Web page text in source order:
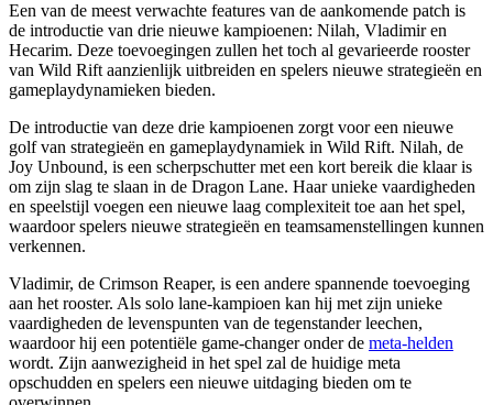
Een van de meest verwachte features van de aankomende patch is
de introductie van drie nieuwe kampioenen: Nilah, Vladimir en
Hecarim. Deze toevoegingen zullen het toch al gevarieerde rooster
van Wild Rift aanzienlijk uitbreiden en spelers nieuwe strategieën en
gameplaydynamieken bieden.
De introductie van deze drie kampioenen zorgt voor een nieuwe
golf van strategieën en gameplaydynamiek in Wild Rift. Nilah, de
Joy Unbound, is een scherpschutter met een kort bereik die klaar is
om zijn slag te slaan in de Dragon Lane. Haar unieke vaardigheden
en speelstijl voegen een nieuwe laag complexiteit toe aan het spel,
waardoor spelers nieuwe strategieën en teamsamenstellingen kunnen
verkennen.
Vladimir, de Crimson Reaper, is een andere spannende toevoeging
aan het rooster. Als solo lane-kampioen kan hij met zijn unieke
vaardigheden de levenspunten van de tegenstander leechen,
waardoor hij een potentiële game-changer onder de meta-helden
wordt. Zijn aanwezigheid in het spel zal de huidige meta
opschudden en spelers een nieuwe uitdaging bieden om te